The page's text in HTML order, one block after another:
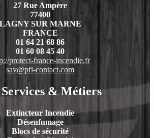
27 Rue Ampère
77400
LAGNY SUR MARNE
FRANCE
01 64 21 68 86
01 60 08 45 40
protect-france-incendie.fr
sav@pfi-contact.com
Services & Métiers
Extincteur Incendie
Désenfumage
Blocs de sécurité